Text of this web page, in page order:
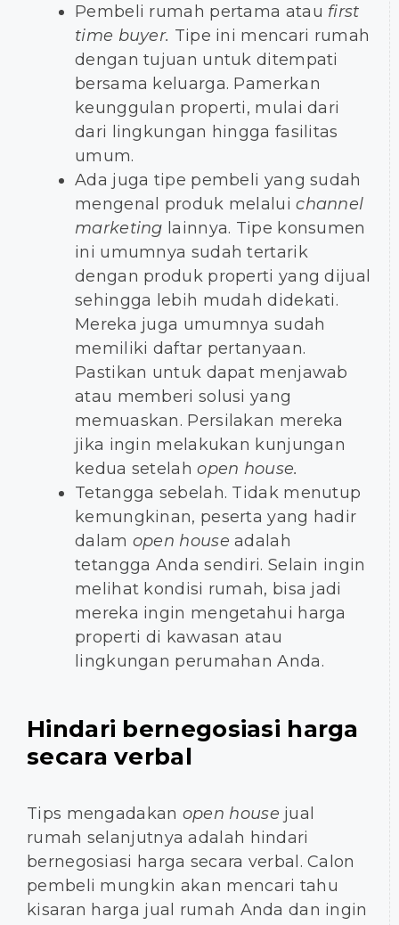
Pembeli rumah pertama atau first
time buyer. Tipe ini mencari rumah
dengan tujuan untuk ditempati
bersama keluarga. Pamerkan
keunggulan properti, mulai dari
dari lingkungan hingga fasilitas
umum.
Ada juga tipe pembeli yang sudah
mengenal produk melaluichannel
marketing lainnya. Tipe konsumen
ini umumnya sudah tertarik
dengan produk properti yang dijual
sehingga lebih mudah didekati.
Mereka juga umumnya sudah
memiliki daftar pertanyaan.
Pastikan untuk dapat menjawab
atau memberi solusi yang
memuaskan. Persilakan mereka
jika ingin melakukan kunjungan
kedua setelahopen house.
Tetangga sebelah. Tidak menutup
kemungkinan, peserta yang hadir
dalam open houseadalah
tetangga Anda sendiri. Selain ingin
melihat kondisi rumah, bisa jadi
mereka ingin mengetahui harga
properti di kawasan atau
lingkungan perumahan Anda.
Hindari bernegosiasi harga
secara verbal
Tips mengadakan open house jual
rumah selanjutnya adalah hindari
bernegosiasi harga secara verbal. Calon
pembeli mungkin akan mencari tahu
kisaran harga jual rumah Anda dan ingin